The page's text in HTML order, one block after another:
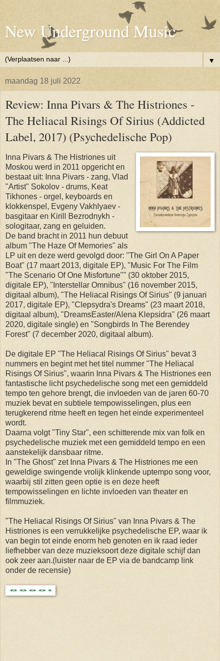
New Underground Music
▼
maandag 18 juli 2022
Review: Inna Pivars & The Histriones -
The Heliacal Risings Of Sirius (Addicted
Label, 2017) (Psychedelische Pop)
Inna Pivars & The Histriones uit
Moskou werd in 2011 opgericht en
bestaat uit: Inna Pivars - zang, Vlad
"Artist" Sokolov - drums, Keat
Tikhones - orgel, keyboards en
klokkenspel, Evgeny Vakhlyaev -
basgitaar en Kirill Bezrodnykh -
sologitaar, zang en geluiden.
De band bracht in 2011 hun debuut
album "The Haze Of Memories" als
LP uit en deze werd gevolgd door: "The Girl On A Paper
Boat" (17 maart 2013, digitale EP), "Music For The Film
"The Scenario Of One Misfortune"" (30 oktober 2015,
digitale EP), "Interstellar Omnibus" (16 november 2015,
digitaal album), "The Heliacal Risings Of Sirius" (9 januari
2017, digitale EP), "Clepsydra's Dreams" (23 maart 2018,
digitaal album), "DreamsEaster/Alena Klepsidra" (26 maart
2020, digitale single) en "Songbirds In The Berendey
Forest" (7 december 2020, digitaal album).
De digitale EP "The Heliacal Risings Of Sirius" bevat 3
nummers en begint met het titel nummer "The Heliacal
Risings Of Sirius", waarin Inna Pivars & The Histriones een
fantastische licht psychedelische song met een gemiddeld
tempo ten gehore brengt, die invloeden van de jaren 60-70
muziek bevat en subtiele tempowisselingen, plus een
terugkerend ritme heeft en tegen het einde experimenteel
wordt.
Daarna volgt "Tiny Star", een schitterende mix van folk en
psychedelische muziek met een gemiddeld tempo en een
aanstekelijk dansbaar ritme.
In "The Ghost" zet Inna Pivars & The Histriones me een
geweldige swingende vrolijk klinkende uptempo song voor,
waarbij stil zitten geen optie is en deze heeft
tempowisselingen en lichte invloeden van theater en
filmmuziek.
"The Heliacal Risings Of Sirius" van Inna Pivars & The
Histriones is een verrukkelijke psychedelische EP, waar ik
van begin tot einde enorm heb genoten en ik raad ieder
liefhebber van deze muzieksoort deze digitale schijf dan
ook zeer aan.(luister naar de EP via de bandcamp link
onder de recensie)